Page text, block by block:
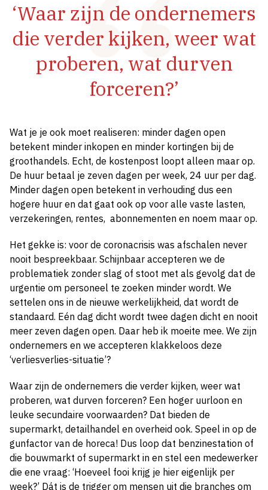
‘Waar zijn de ondernemers
die verder kijken, weer wat
proberen, wat durven
forceren?’
Wat je je ook moet realiseren: minder dagen open
betekent minder inkopen en minder kortingen bij de
groothandels. Echt, de kostenpost loopt alleen maar op.
De huur betaal je zeven dagen per week, 24 uur per dag.
Minder dagen open betekent in verhouding dus een
hogere huur en dat gaat ook op voor alle vaste lasten,
verzekeringen, rentes, abonnementen en noem maar op.
Het gekke is: voor de coronacrisis was afschalen never
nooit bespreekbaar. Schijnbaar accepteren we de
problematiek zonder slag of stoot met als gevolg dat de
urgentie om personeel te zoeken minder wordt. We
settelen ons in de nieuwe werkelijkheid, dat wordt de
standaard. Eén dag dicht wordt twee dagen dicht en nooit
meer zeven dagen open. Daar heb ik moeite mee. We zijn
ondernemers en we accepteren klakkeloos deze
‘verliesverlies-situatie’?
Waar zijn de ondernemers die verder kijken, weer wat
proberen, wat durven forceren? Een hoger uurloon en
leuke secundaire voorwaarden? Dat bieden de
supermarkt, detailhandel en overheid ook. Speel in op de
gunfactor van de horeca! Dus loop dat benzinestation of
die bouwmarkt of supermarkt in en stel een medewerker
die ene vraag: ‘Hoeveel fooi krijg je hier eigenlijk per
week?’ Dát is de trigger om mensen uit die branches om